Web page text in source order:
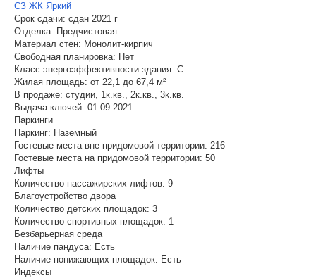
СЗ ЖК Яркий
Срок сдачи: сдан 2021 г
Отделка: Предчистовая
Материал стен: Монолит-кирпич
Свободная планировка: Нет
Класс энергоэффективности здания: C
Жилая площадь: от 22,1 до 67,4 м²
В продаже: студии, 1к.кв., 2к.кв., 3к.кв.
Выдача ключей: 01.09.2021
Паркинги
Паркинг: Наземный
Гостевые места вне придомовой территории: 216
Гостевые места на придомовой территории: 50
Лифты
Количество пассажирских лифтов: 9
Благоустройство двора
Количество детских площадок: 3
Количество спортивных площадок: 1
Безбарьерная среда
Наличие пандуса: Есть
Наличие понижающих площадок: Есть
Индексы